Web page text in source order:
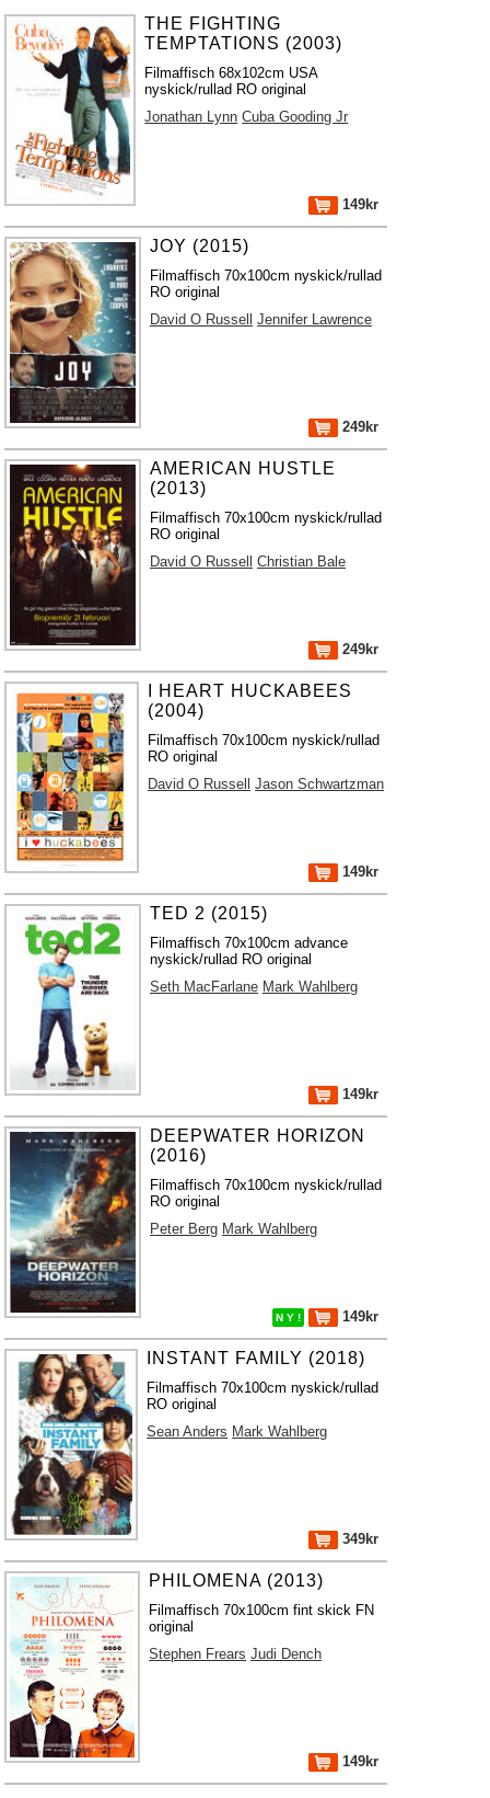
THE FIGHTING
TEMPTATIONS (2003)
Filmaffisch 68x102cm USA
nyskick/rullad RO original
Jonathan Lynn Cuba Gooding Jr
149kr
JOY (2015)
Filmaffisch 70x100cm nyskick/rullad
RO original
David O Russell
Jennifer Lawrence
249kr
AMERICAN HUSTLE
(2013)
Filmaffisch 70x100cm nyskick/rullad
RO original
David O Russell
Christian Bale
249kr
I HEART HUCKABEES
(2004)
Filmaffisch 70x100cm nyskick/rullad
RO original
David O Russell
Jason Schwartzman
149kr
TED 2 (2015)
Filmaffisch 70x100cm advance
nyskick/rullad RO original
Seth MacFarlane Mark Wahlberg
149kr
DEEPWATER HORIZON
(2016)
Filmaffisch 70x100cm nyskick/rullad
RO original
Peter Berg Mark Wahlberg
N Y ! 149kr
INSTANT FAMILY (2018)
Filmaffisch 70x100cm nyskick/rullad
RO original
Sean Anders Mark Wahlberg
349kr
PHILOMENA (2013)
Filmaffisch 70x100cm fint skick FN
original
Stephen Frears Judi Dench
149kr